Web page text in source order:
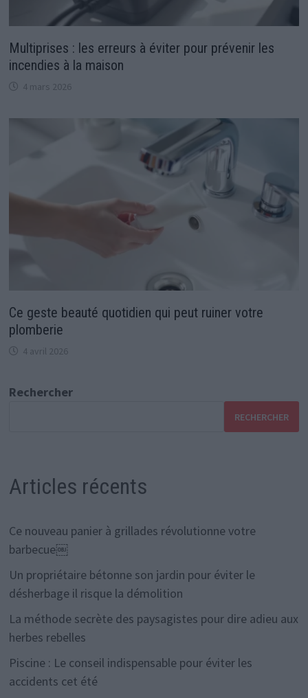
Multiprises : les erreurs à éviter pour prévenir les
incendies à la maison
4 mars 2026
Ce geste beauté quotidien qui peut ruiner votre
plomberie
4 avril 2026
Rechercher
RECHERCHER
Articles récents
Ce nouveau panier à grillades révolutionne votre
barbecue￼
Un propriétaire bétonne son jardin pour éviter le
désherbage il risque la démolition
La méthode secrète des paysagistes pour dire adieu aux
herbes rebelles
Piscine : Le conseil indispensable pour éviter les
accidents cet été